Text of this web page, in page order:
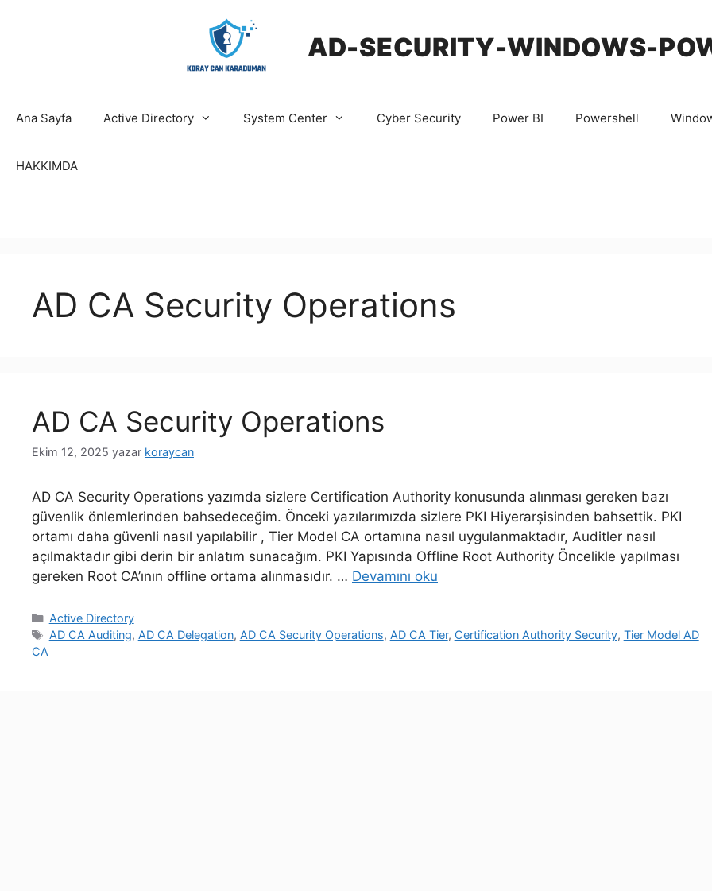
AD-SECURITY-WINDOWS-
Ana Sayfa Active Directory System Center Cyber Security Power BI Powershell
HAKKIMDA
AD CA Security Operations
AD CA Security Operations
Ekim 12, 2025 yazar koraycan
AD CA Security Operations yazımda sizlere Certification Authority konusunda alınması gereken bazı
güvenlik önlemlerinden bahsedeceğim. Önceki yazılarımızda sizlere PKI Hiyerarşisinden bahsettik. PKI
ortamı daha güvenli nasıl yapılabilir , Tier Model CA ortamına nasıl uygulanmaktadır, Auditler nasıl
açılmaktadır gibi derin bir anlatım sunacağım. PKI Yapısında Offline Root Authority Öncelikle yapılması
gereken Root CA’ının offline ortama alınmasıdır. … Devamını oku
Kategoriler
Active Directory
Etiketler
AD CA Auditing, AD CA Delegation, AD CA Security Operations, AD CA Tier, Certification Authority Security, Tier Model AD
CA